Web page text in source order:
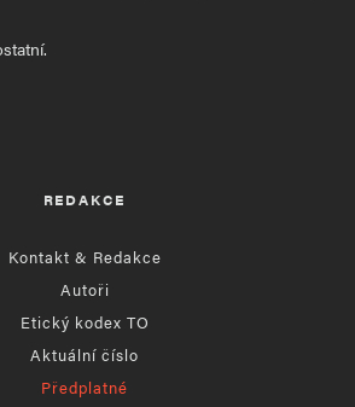
REDAKCE
Kontakt & Redakce
Autoři
Etický kodex TO
Aktuální číslo
Předplatné